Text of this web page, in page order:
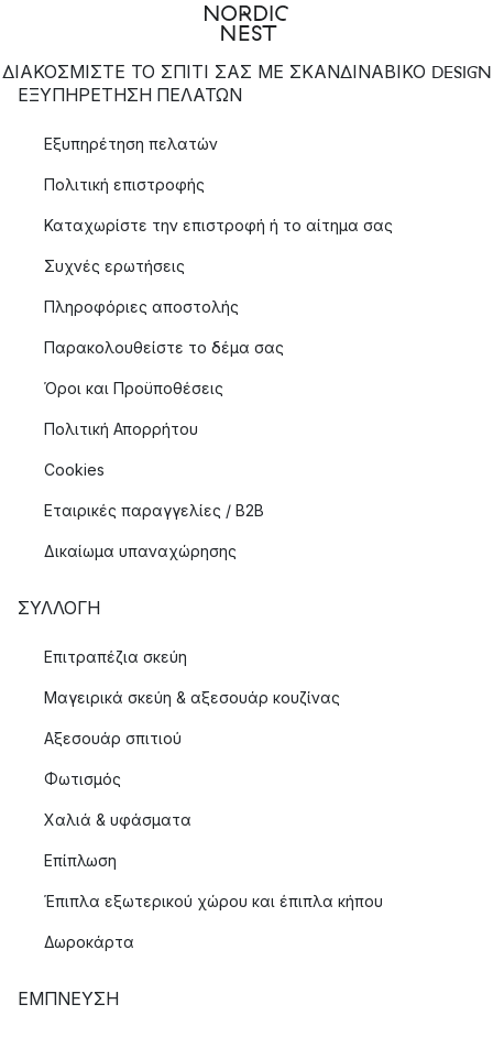
ΔΙΑΚΟΣΜΙΣΤΕ ΤΟ ΣΠΙΤΙ ΣΑΣ ΜΕ ΣΚΑΝΔΙΝΑΒΙΚΟ DESIGN
ΕΞΥΠΗΡΈΤΗΣΗ ΠΕΛΑΤΏΝ
Εξυπηρέτηση πελατών
Πολιτική επιστροφής
Καταχωρίστε την επιστροφή ή το αίτημα σας
Συχνές ερωτήσεις
Πληροφόριες αποστολής
Παρακολουθείστε το δέμα σας
Όροι και Προϋποθέσεις
Πολιτική Απορρήτου
Cookies
Εταιρικές παραγγελίες / B2B
Δικαίωμα υπαναχώρησης
ΣΥΛΛΟΓΉ
Επιτραπέζια σκεύη
Μαγειρικά σκεύη & αξεσουάρ κουζίνας
Αξεσουάρ σπιτιού
Φωτισμός
Χαλιά & υφάσματα
Επίπλωση
Έπιπλα εξωτερικού χώρου και έπιπλα κήπου
Δωροκάρτα
ΈΜΠΝΕΥΣΗ